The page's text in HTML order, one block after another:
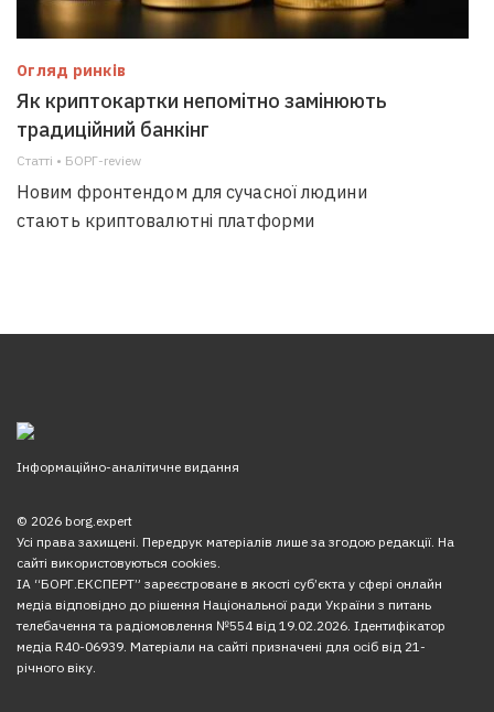
Огляд ринків
Як криптокартки непомітно замінюють
традиційний банкінг
Статті • БОРГ-review
Новим фронтендом для сучасної людини
стають криптовалютні платформи
Інформаційно-аналітичне видання
© 2026 borg.expert
Усі права захищені. Передрук матеріалів лише за згодою редакції. На
сайті використовуються cookies.
ІА “БОРГ.ЕКСПЕРТ” зареєстроване в якості суб’єкта у сфері онлайн
медіа відповідно до рішення Національної ради України з питань
телебачення та радіомовлення №554 від 19.02.2026. Ідентифікатор
медіа R40-06939. Матеріали на сайті призначені для осіб від 21-
річного віку.